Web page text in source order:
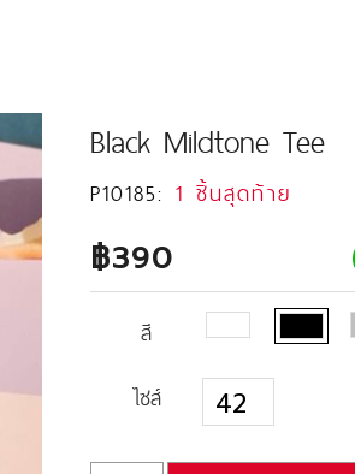
Black Mildtone Tee
P10185: 1 ชิ้นสุดท้าย
฿390
สี
ไซส์
42